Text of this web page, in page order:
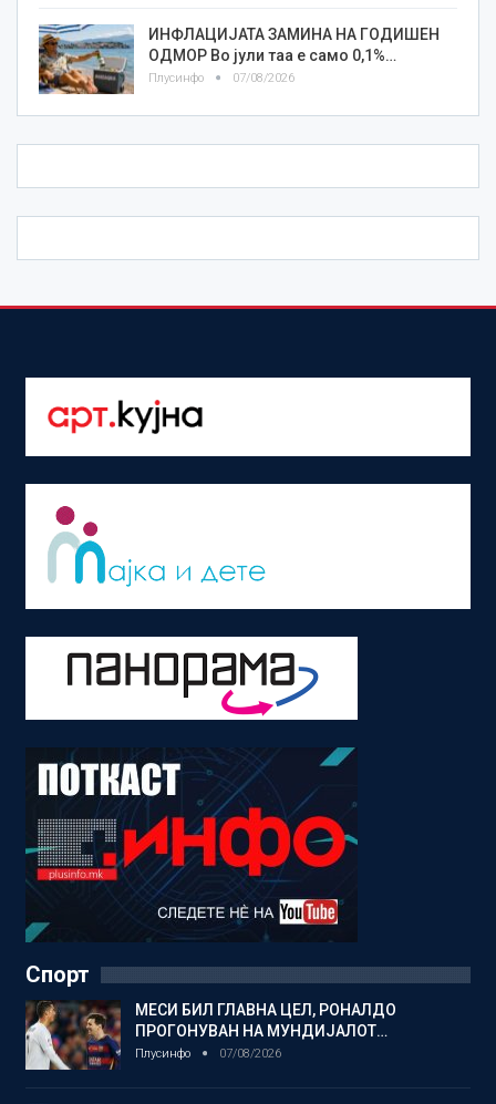
ИНФЛАЦИЈАТА ЗАМИНА НА ГОДИШЕН
ОДМОР Во јули таа е само 0,1%…
Плусинфо 07/08/2026
Спорт
МЕСИ БИЛ ГЛАВНА ЦЕЛ, РОНАЛДО
ПРОГОНУВАН НА МУНДИЈАЛОТ…
Плусинфо 07/08/2026